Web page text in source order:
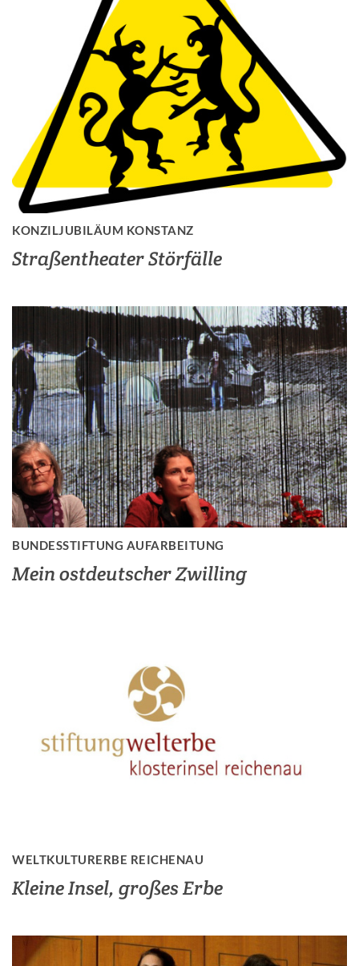
KONZILJUBILÄUM KONSTANZ
Straßentheater Störfälle
BUNDESSTIFTUNG AUFARBEITUNG
Mein ostdeutscher Zwilling
WELTKULTURERBE REICHENAU
Kleine Insel, großes Erbe